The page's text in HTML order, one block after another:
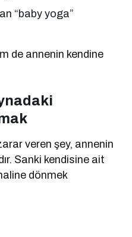
“baby yoga”
de annenin kendine
veren şey, annenin
Sanki kendisine ait
dönmek